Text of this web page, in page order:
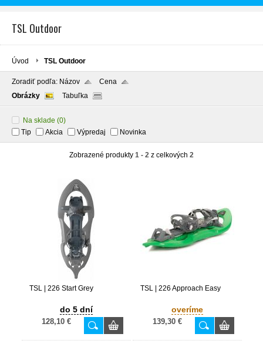
TSL Outdoor
Úvod TSL Outdoor
Zoradiť podľa: Názov
Cena
Obrázky
Tabuľka
Na sklade (0)
Tip
Akcia Výpredaj Novinka
Zobrazené produkty 1 - 2 z celkových 2
TSL | 226 Start Grey
do 5 dní
128,10 €
TSL | 226 Approach Easy
overíme
139,30 €